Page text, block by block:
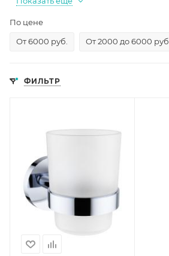
По цене
От 6000 руб.
От 2000 до 6000 руб.
ФИЛЬТР